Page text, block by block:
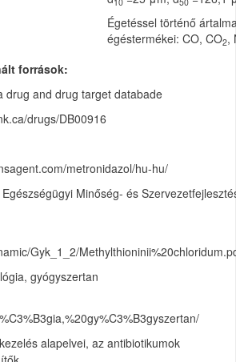
Égetéssel történő
égéstermékei: CO, CO2,
források
drug and drug target databade
drugs/DB00916
metronidazol/hu-hu/
Minőség- és
Gyk_1_2/
gyógyszertan
alapelvei, az antibiotikumok